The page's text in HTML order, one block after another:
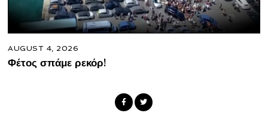
AUGUST 4, 2026
Φέτος σπάμε ρεκόρ!